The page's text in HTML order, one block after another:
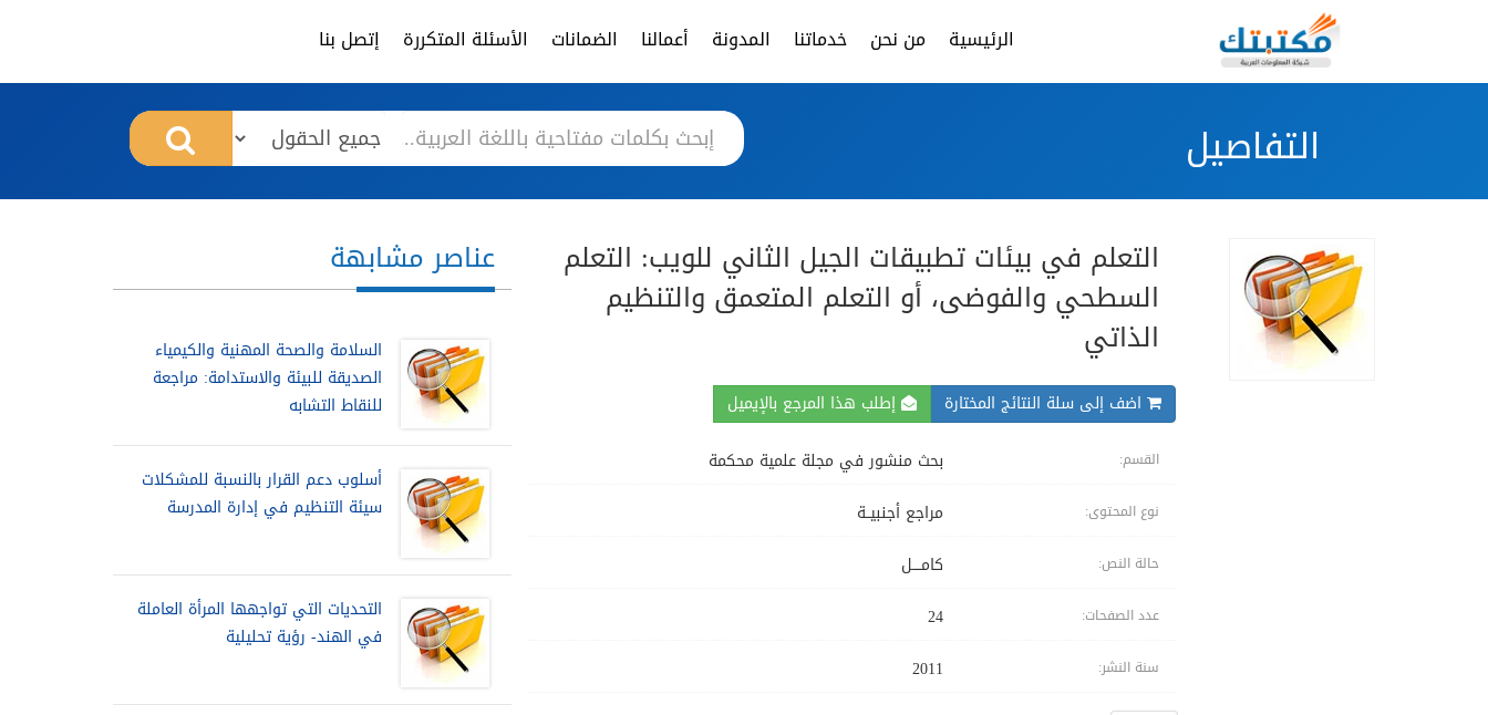
الرئيسية من نحن خدماتنا المدونة أعمالنا الضمانات الأسئلة المتكررة إتصل بنا
التفاصيل
التعلم في بيئات تطبيقات الجيل الثاني للويب: التعلم
السطحي والفوضى، أو التعلم المتعمق والتنظيم
الذاتي
اضف إلى سلة النتائج المختارة إطلب هذا المرجع بالإيميل
القسم: بحث منشور في مجلة علمية محكمة
نوع المحتوى: مراجع أجنبيــة
حالة النص: كامــــل
عدد الصفحات: 24
سنة النشر: 2011
عناصر مشابهة
السلامة والصحة المهنية والكيمياء
الصديقة للبيئة والاستدامة: مراجعة
للنقاط التشابه
أسلوب دعم القرار بالنسبة للمشكلات
سيئة التنظيم في إدارة المدرسة
التحديات التي تواجهها المرأة العاملة
في الهند- رؤية تحليلية